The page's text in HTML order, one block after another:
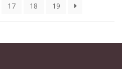
17 18 19